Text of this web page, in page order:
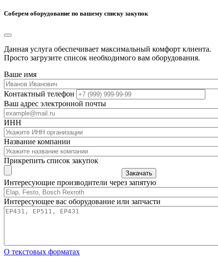
Соберем оборудование по вашему списку закупок
Данная услуга обеспечивает максимальный комфорт клиента.
Просто загрузите список необходимого вам оборудования.
Ваше имя
Контактный телефон
Ваш адрес электронной почты
ИНН
Название компании
Прикрепить список закупок
Закачать
Интересующие производители через запятую
Интересующее вас оборудование или запчасти
О текстовых форматах